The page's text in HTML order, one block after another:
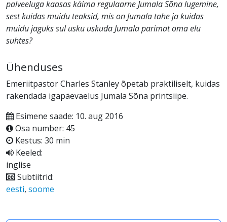
palveeluga kaasas käima regulaarne Jumala Sõna lugemine,
sest kuidas muidu teaksid, mis on Jumala tahe ja kuidas
muidu jaguks sul usku uskuda Jumala parimat oma elu
suhtes?
Ühenduses
Emeriitpastor Charles Stanley õpetab praktiliselt, kuidas
rakendada igapäevaelus Jumala Sõna printsiipe.
Esimene saade: 10. aug 2016
Osa number: 45
Kestus: 30 min
Keeled:
inglise
Subtiitrid:
eesti, soome